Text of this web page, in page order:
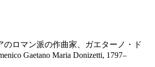
のロマン派の作曲家、ガエターノ・ド
Gaetano Maria Donizetti, 1797–